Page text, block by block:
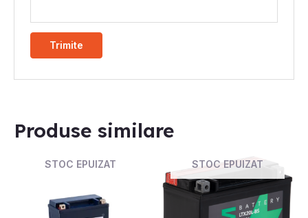
Produse similare
STOC EPUIZAT STOC EPUIZAT